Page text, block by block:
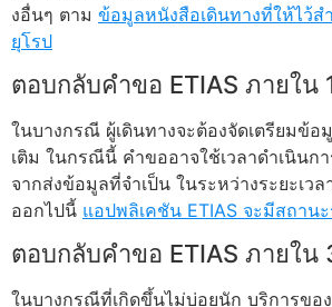
งอื่นๆ ตาม ข้อมูลหนังสือเดินทางที่ให้ไว้ส
ยุโรป
ตอบกลับคำขอ ETIAS ภายใน
ในบางกรณี ผู้เดินทางจะต้องจัดเตรียมข้อ
เติม ในกรณีนี้ คำขออาจใช้เวลาดำเนินก
จากส่งข้อมูลที่จำเป็น ในระหว่างระยะเว
ออกไปนี้ แอปพลิเคชัน ETIAS จะมีสถาน
ตอบกลับคำขอ ETIAS ภายใน
ในบางกรณีที่เกิดขึ้นไม่บ่อยนัก บริการขอ